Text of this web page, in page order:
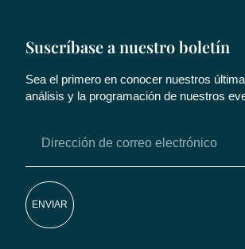
Suscríbase a nuestro boletín
Sea el primero en conocer nuestros
análisis y la programación de nuestros
ENVIAR